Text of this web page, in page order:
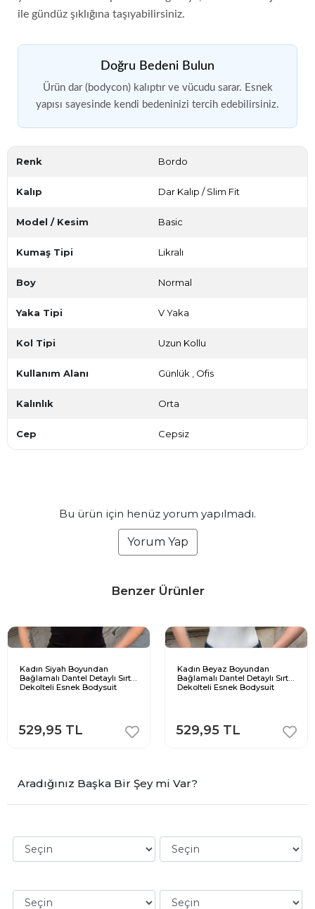
ile gündüz şıklığına taşıyabilirsiniz.
Doğru Bedeni Bulun
Ürün dar (bodycon) kalıptır ve vücudu sarar. Esnek
yapısı sayesinde kendi bedeninizi tercih edebilirsiniz.
Renk Bordo
Kalıp Dar Kalıp / Slim Fit
Model / Kesim Basic
Kumaş Tipi Likralı
Boy Normal
Yaka Tipi V Yaka
Kol Tipi Uzun Kollu
Kullanım Alanı Günlük Ofis
Kalınlık Orta
Cep Cepsiz
Bu ürün için henüz yorum yapılmadı.
Yorum Yap
Benzer Ürünler
Kadın Siyah Boyundan
Bağlamalı Dantel Detaylı Sırt
Dekolteli Esnek Bodysuit
529,95 TL
Kadın Beyaz Boyundan
Bağlamalı Dantel Detaylı Sırt
Dekolteli Esnek Bodysuit
529,95 TL
Aradığınız Başka Bir Şey mi Var?